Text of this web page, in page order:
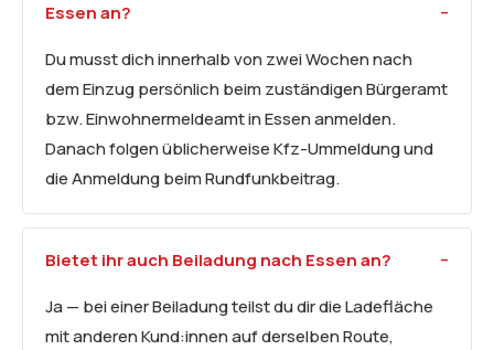
Essen an?
Du musst dich innerhalb von zwei Wochen nach
dem Einzug persönlich beim zuständigen Bürgeramt
bzw. Einwohnermeldeamt in Essen anmelden.
Danach folgen üblicherweise Kfz-Ummeldung und
die Anmeldung beim Rundfunkbeitrag.
Bietet ihr auch Beiladung nach Essen an?
Ja — bei einer Beiladung teilst du dir die Ladefläche
mit anderen Kund:innen auf derselben Route,